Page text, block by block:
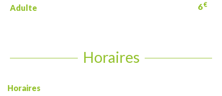
Adulte 6€
Horaires
Horaires